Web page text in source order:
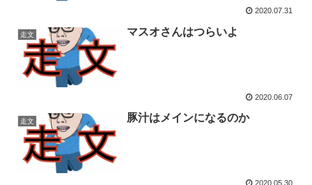
2020.07.31
走文 マスオさんはつらいよ
2020.06.07
走文 豚汁はメインになるのか
2020.05.30